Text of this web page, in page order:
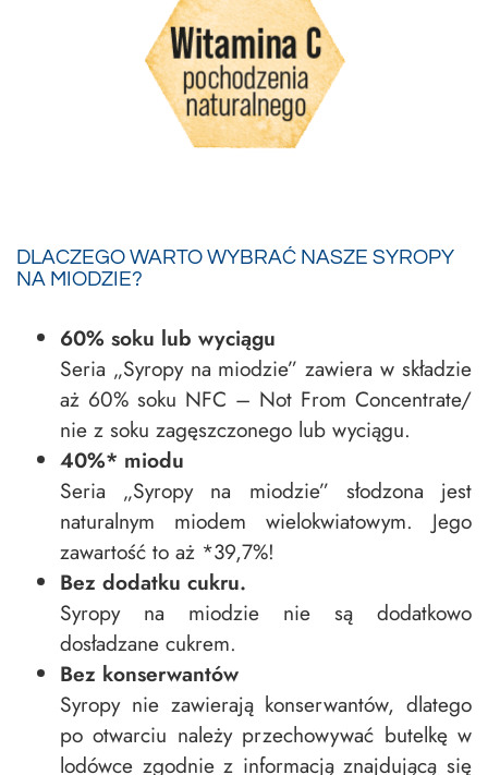
DLACZEGO WARTO WYBRAĆ NASZE SYROPY
NA MIODZIE?
60% soku lub wyciągu
Seria „Syropy na miodzie” zawiera w składzie
aż 60% soku NFC – Not From Concentrate/
nie z soku zagęszczonego lub wyciągu.
40%* miodu
Seria „Syropy na miodzie” słodzona jest
naturalnym miodem wielokwiatowym. Jego
zawartość to aż *39,7%!
Bez dodatku cukru.
Syropy na miodzie nie są dodatkowo
dosładzane cukrem.
Bez konserwantów
Syropy nie zawierają konserwantów, dlatego
po otwarciu należy przechowywać butelkę w
lodówce zgodnie z informacją znajdującą się